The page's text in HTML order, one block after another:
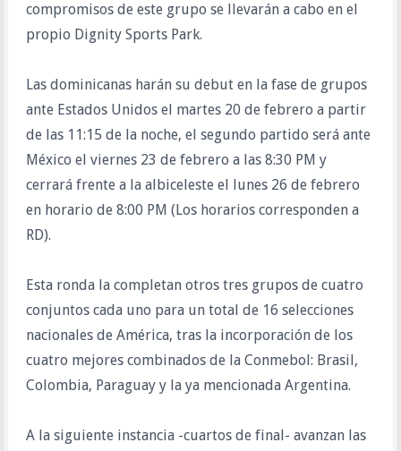
compromisos de este grupo se llevarán a cabo en el
propio Dignity Sports Park.
Las dominicanas harán su debut en la fase de grupos
ante Estados Unidos el martes 20 de febrero a partir
de las 11:15 de la noche, el segundo partido será ante
México el viernes 23 de febrero a las 8:30 PM y
cerrará frente a la albiceleste el lunes 26 de febrero
en horario de 8:00 PM (Los horarios corresponden a
RD).
Esta ronda la completan otros tres grupos de cuatro
conjuntos cada uno para un total de 16 selecciones
nacionales de América, tras la incorporación de los
cuatro mejores combinados de la Conmebol: Brasil,
Colombia, Paraguay y la ya mencionada Argentina.
A la siguiente instancia -cuartos de final- avanzan las